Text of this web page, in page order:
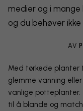
medier og i
og du behøver
AV
Med tørkede planter
glemme vanning
vanlige potteplanter.
til å blande og